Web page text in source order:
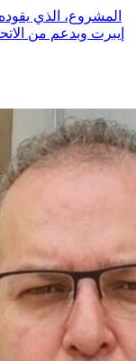
المشروع، الذي
إيبرت وبدعم من